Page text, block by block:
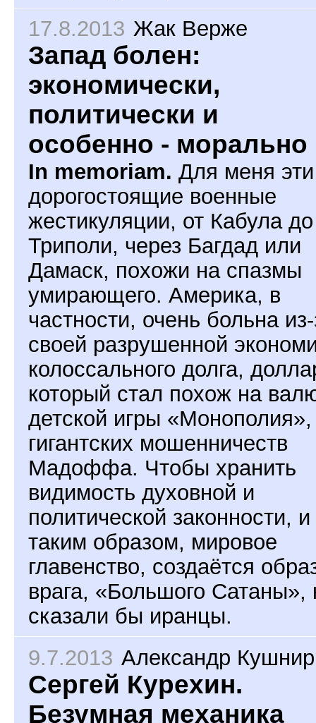
17.8.2013 Жак Верже
Запад болен:
экономически,
политически и
особенно - морально
In memoriam. Для меня эти
дорогостоящие военные
жестикуляции, от Кабула до
Триполи, через Багдад или
Дамаск, похожи на спазмы
умирающего. Америка, в
частности, очень больна
своей разрушенной
колоссального долга,
который стал похож на
детской игры «Монополия»,
гигантских мошенничеств
Мадоффа. Чтобы хранить
видимость духовной и
политической законности, и
таким образом, мировое
главенство, создаётся
врага, «Большого Сатаны»,
сказали бы иранцы.
9.7.2013 Александр Кушнир
Сергей Курехин.
Безумная механика